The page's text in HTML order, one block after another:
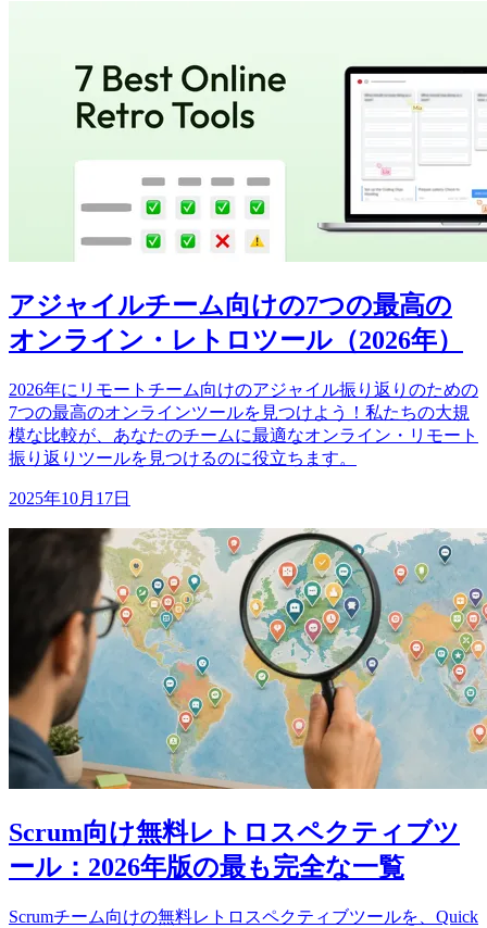
アジャイルチーム向けの7つの最高の
オンライン・レトロツール（2026年）
2026年にリモートチーム向けのアジャイル振り返りのための
7つの最高のオンラインツールを見つけよう！私たちの大規
模な比較が、あなたのチームに最適なオンライン・リモート
振り返りツールを見つけるのに役立ちます。
2025年10月17日
Scrum向け無料レトロスペクティブツ
ール：2026年版の最も完全な一覧
Scrumチーム向けの無料レトロスペクティブツールを、Quick